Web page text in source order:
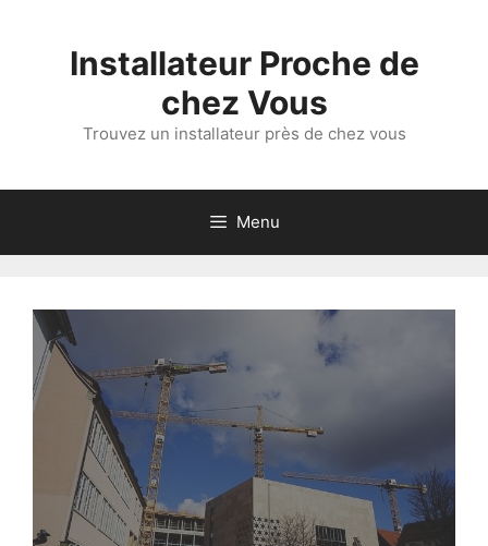
Installateur Proche de
chez Vous
Trouvez un installateur près de chez vous
Menu